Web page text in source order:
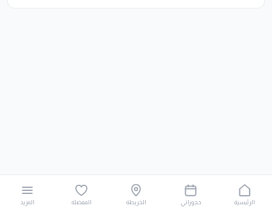
الرئيسية حجوزاتي الخريطة المفضلة المزيد